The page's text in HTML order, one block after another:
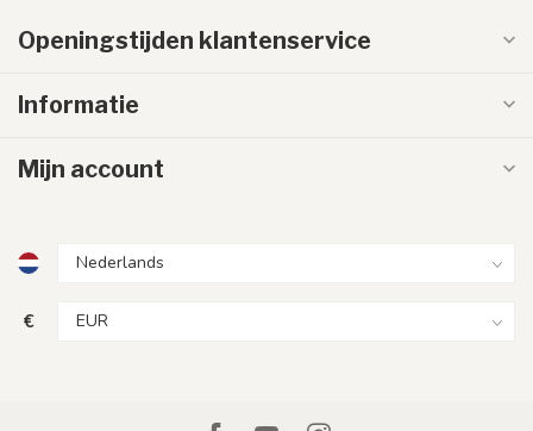
Openingstijden klantenservice
Informatie
Mijn account
€